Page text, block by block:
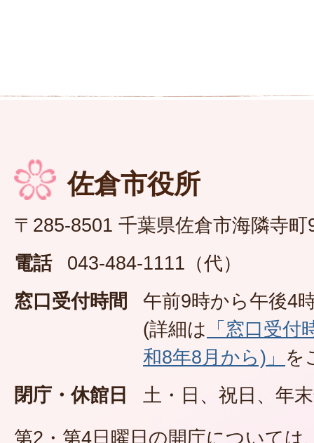
佐倉市役所
〒285-8501 千葉県佐倉市海隣寺町
電話
043-484-1111（代）
窓口受付時間
午前9時から午後4
(詳細は 「窓口受
和8年8月から)」 を
閉庁・休館日
土・日、祝日、年
第2・第4日曜日の開庁については